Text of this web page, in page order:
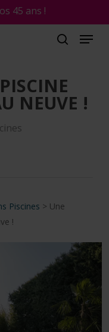
45 ans !
NEUVE !
Piscines > Une
!